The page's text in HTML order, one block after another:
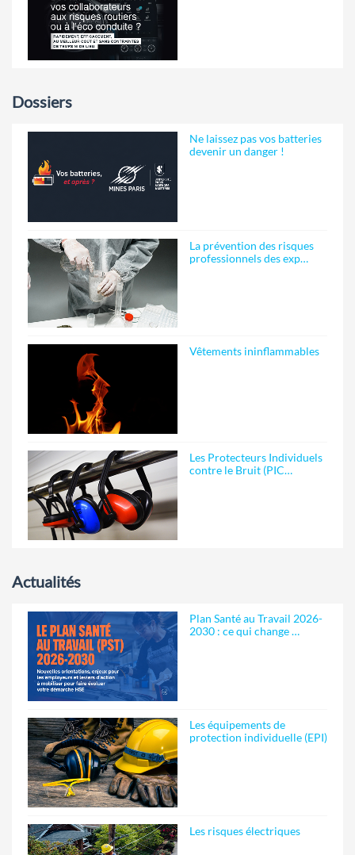
Dossiers
Ne laissez pas vos batteries
devenir un danger !
La prévention des risques
professionnels des exp…
Vêtements ininflammables
Les Protecteurs Individuels
contre le Bruit (PIC…
Actualités
Plan Santé au Travail 2026-
2030 : ce qui change …
Les équipements de
protection individuelle (EPI)
Les risques électriques